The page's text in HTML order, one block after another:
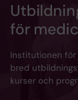
för
Institutionen för
bred
kurser och